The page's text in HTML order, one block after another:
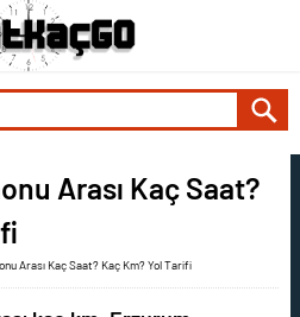
Arası Kaç Saat?
Arası Kaç Saat? Kaç Km? Yol Tarifi